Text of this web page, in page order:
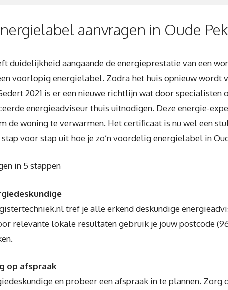
aanvragen in Oude
duidelijkheid aangaande de energieprestatie van een
voorlopig energielabel. Zodra het huis opnieuw wordt
2021 is er een nieuwe richtlijn wat door
energieadviseur thuis uitnodigen. Deze energie-
de woning te verwarmen. Het certificaat is nu wel een
voor stap uit hoe je zo’n voordelig energielabel in
in 5 stappen
tref je alle erkend deskundige
relevante lokale resultaten gebruik je jouw postcode
op afspraak
en probeer een afspraak in te plannen.